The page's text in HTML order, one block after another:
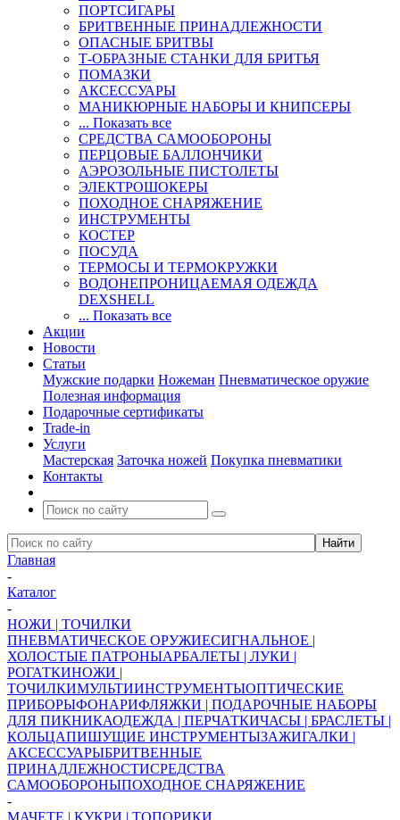
ПОРТСИГАРЫ
БРИТВЕННЫЕ ПРИНАДЛЕЖНОСТИ
ОПАСНЫЕ БРИТВЫ
Т-ОБРАЗНЫЕ СТАНКИ ДЛЯ БРИТЬЯ
ПОМАЗКИ
АКСЕССУАРЫ
МАНИКЮРНЫЕ НАБОРЫ И КНИПСЕРЫ
... Показать все
СРЕДСТВА САМООБОРОНЫ
ПЕРЦОВЫЕ БАЛЛОНЧИКИ
АЭРОЗОЛЬНЫЕ ПИСТОЛЕТЫ
ЭЛЕКТРОШОКЕРЫ
ПОХОДНОЕ СНАРЯЖЕНИЕ
ИНСТРУМЕНТЫ
КОСТЕР
ПОСУДА
ТЕРМОСЫ И ТЕРМОКРУЖКИ
ВОДОНЕПРОНИЦАЕМАЯ ОДЕЖДА
DEXSHELL
... Показать все
Акции
Новости
Статьи
Мужские подарки Ножеман Пневматическое оружие
Полезная информация
Подарочные сертификаты
Trade-in
Услуги
Мастерская Заточка ножей Покупка пневматики
Контакты
Главная
-
Каталог
-
НОЖИ | ТОЧИЛКИ
ПНЕВМАТИЧЕСКОЕ ОРУЖИЕСИГНАЛЬНОЕ |
ХОЛОСТЫЕ ПАТРОНЫАРБАЛЕТЫ | ЛУКИ |
РОГАТКИНОЖИ |
ТОЧИЛКИМУЛЬТИИНСТРУМЕНТЫОПТИЧЕСКИЕ
ПРИБОРЫФОНАРИФЛЯЖКИ | ПОДАРОЧНЫЕ НАБОРЫ
ДЛЯ ПИКНИКАОДЕЖДА | ПЕРЧАТКИЧАСЫ | БРАСЛЕТЫ |
КОЛЬЦАПИШУЩИЕ ИНСТРУМЕНТЫЗАЖИГАЛКИ |
АКСЕССУАРЫБРИТВЕННЫЕ
ПРИНАДЛЕЖНОСТИСРЕДСТВА
САМООБОРОНЫПОХОДНОЕ СНАРЯЖЕНИЕ
-
МАЧЕТЕ | КУКРИ | ТОПОРИКИ